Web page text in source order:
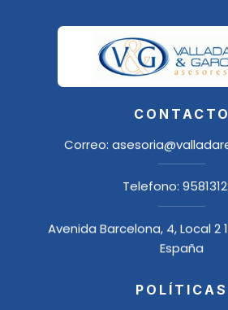
CONTACTO
Correo:
Telefono:
Avenida Barcelona, 4, Local 2
España
POLÍTICAS